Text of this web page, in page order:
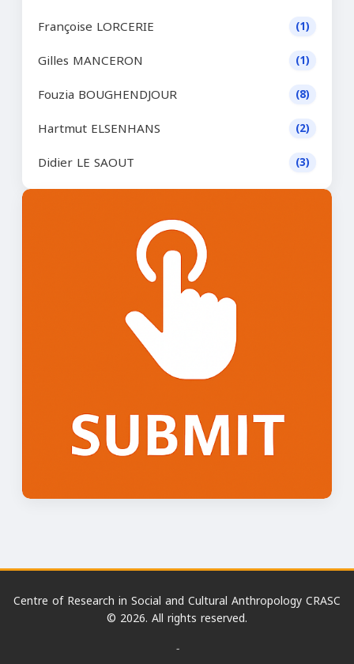
Françoise LORCERIE (1)
Gilles MANCERON (1)
Fouzia BOUGHENDJOUR (8)
Hartmut ELSENHANS (2)
Didier LE SAOUT (3)
Centre of Research in Social and Cultural Anthropology CRASC
© 2026. All rights reserved.
-